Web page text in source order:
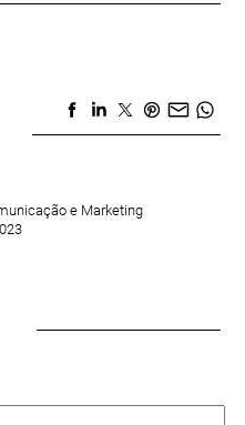
e Marketing